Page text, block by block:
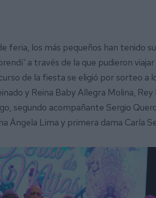
feria, los más pequeños han tenido
a través de la que pudieron
de la fiesta se eligió por sorteo a
y Reina Baby Allegra Molina,
segundo acompañante Sergio
Ángela Lima y primera dama Carla